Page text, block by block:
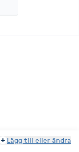
Lägg till eller ändra